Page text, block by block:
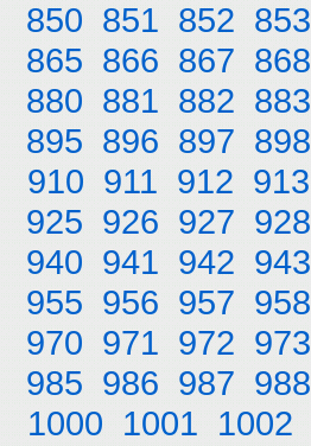
850 851 852 853
865 866 867 868
880 881 882 883
895 896 897 898
910 911 912 913
925 926 927 928
940 941 942 943
955 956 957 958
970 971 972 973
985 986 987 988
1000 1001 1002